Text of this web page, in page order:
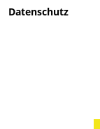
Datenschutz